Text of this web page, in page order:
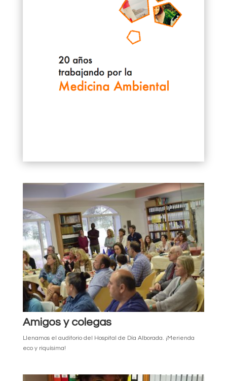
Amigos y colegas
Llenamos el auditorio del Hospital de Día Alborada. ¡Merienda
eco y riquísima!